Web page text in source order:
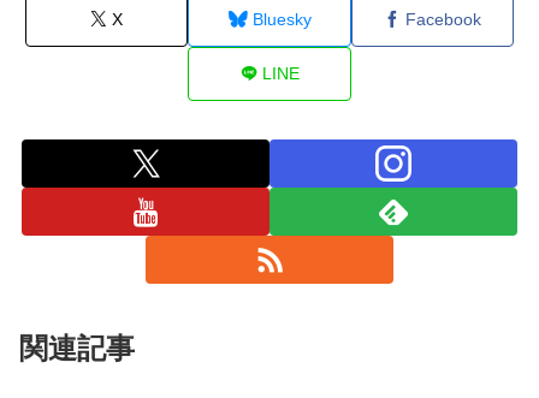
X Bluesky Facebook
LINE
関連記事